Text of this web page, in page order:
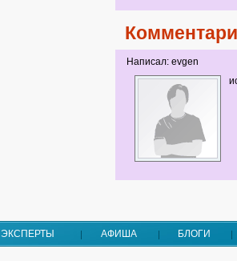
Написал: evgen
ЭКСПЕРТЫ АФИША БЛОГИ